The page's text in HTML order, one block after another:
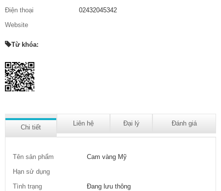
Điện thoại
02432045342
Website
Từ khóa:
Chi tiết
Liên hệ Đại lý Đánh giá
Tên sản phẩm
Cam vàng Mỹ
Hạn sử dụng
Tình trạng
Đang lưu thông